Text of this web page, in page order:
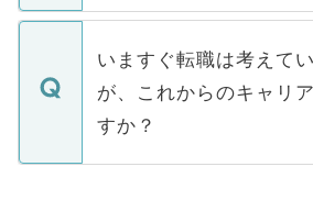
関を公にしてしまうと、
に、医療機関が求める条件
みを人材紹介会社に依頼
ています。
定を承諾する必要はあり
の辞退の連絡はキャリアパ
個人情報が漏えいするこ
で、ご安心ください。当サ
などで収集したご登録者様
ご本人のキャリアアップお
支援を目的に使用いたしま
ているすべての個人デー
いますぐ転職は考えて
が、これからのキャリ
すか？